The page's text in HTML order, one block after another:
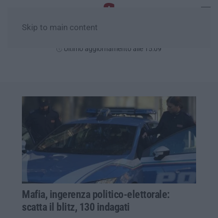
Skip to main content
Ultimo aggiornamento alle 15:09
Mafia, ingerenza politico-elettorale:
scatta il blitz, 130 indagati